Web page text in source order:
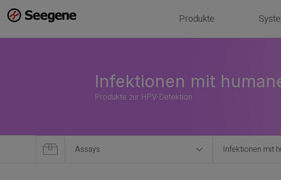
Produkte
Infektionen mit
Produkte zur HPV-Detektion
Assays